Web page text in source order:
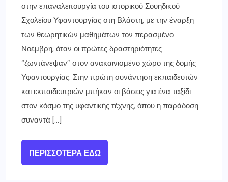
στην επαναλειτουργία του ιστορικού Σουηδικού
Σχολείου Υφαντουργίας στη Βλάστη, με την έναρξη
των θεωρητικών μαθημάτων τον περασμένο
Νοέμβρη, όταν οι πρώτες δραστηριότητες
“ζωντάνεψαν” στον ανακαινισμένο χώρο της δομής
Υφαντουργίας. Στην πρώτη συνάντηση εκπαιδευτών
και εκπαιδευτριών μπήκαν οι βάσεις για ένα ταξίδι
στον κόσμο της υφαντικής τέχνης, όπου η παράδοση
συναντά […]
ΠΕΡΙΣΣΌΤΕΡΑ ΕΔΏ